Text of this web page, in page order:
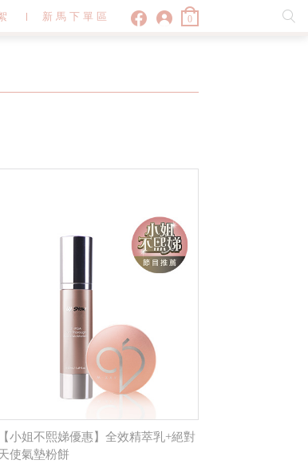
新馬下單區 0
【小姐不熙娣優惠】全效精萃乳+絕對
使氣墊粉餅